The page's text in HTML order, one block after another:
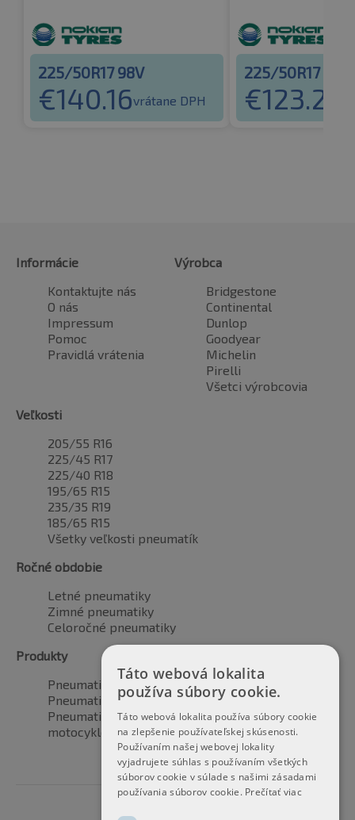
225/50R17 98V
€140.16vrátane DPH
225/50R17 94H
€123.27
Informácie
Kontaktujte nás
O nás
Impressum
Pomoc
Pravidlá vrátenia
Výrobca
Bridgestone
Continental
Dunlop
Goodyear
Michelin
Pirelli
Všetci výrobcovia
Veľkosti
205/55 R16
225/45 R17
225/40 R18
195/65 R15
235/35 R19
185/65 R15
Všetky veľkosti pneumatík
Ročné obdobie
Letné pneumatiky
Zimné pneumatiky
Celoročné pneumatiky
Produkty
Pneumatiky pre automobily
Pneumatiky pre SUV / 4x4
Pneumatiky pre dodávku
motocyklové pneumatiky
Táto webová lokalita
používa súbory cookie.
Táto webová lokalita používa súbory cookie
na zlepšenie používateľskej skúsenosti.
Používaním našej webovej lokality
vyjadrujete súhlas s používaním všetkých
súborov cookie v súlade s našimi zásadami
používania súborov cookie. Prečítať viac